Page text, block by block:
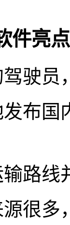
件亮
驶员
布
路线
很多